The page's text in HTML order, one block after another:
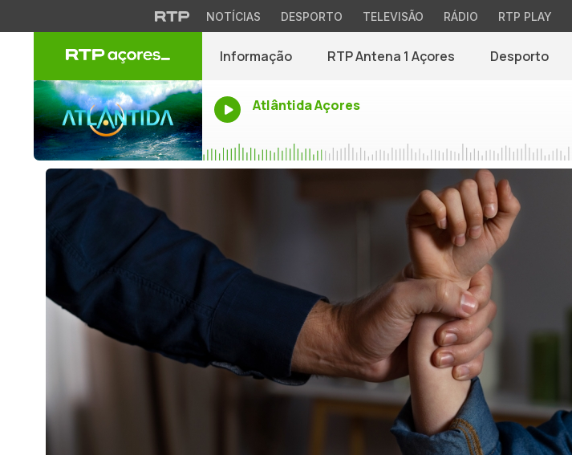
NOTÍCIAS DESPORTO TELEVISÃO RÁDIO RTP PLAY
Informação RTP Antena 1 Açores Desporto
Atlântida Açores